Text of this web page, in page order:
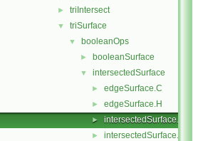
► triIntersect
▼ triSurface
▼ booleanOps
► booleanSurface
▼ intersectedSurface
► edgeSurface.C
► edgeSurface.H
► intersectedSurface.C
► intersectedSurface.H